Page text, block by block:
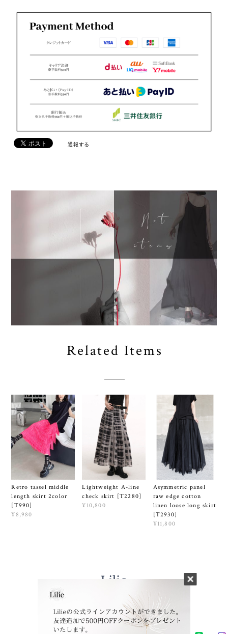
通報する
Related Items
Retro tassel middle
length skirt 2color
[T990]
¥8,980
Lightweight A-line
check skirt [T2280]
¥10,800
Asymmetric panel
raw edge cotton
linen loose long skirt
[T2930]
¥11,800
プライバシーポリシー 特定商取引法に基づく表記